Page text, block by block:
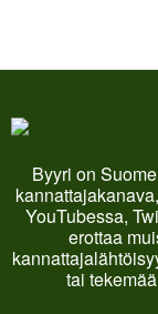
Byyri on
YouTubessa,
erottaa
tai